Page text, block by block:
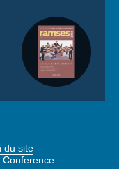
du site
Conference